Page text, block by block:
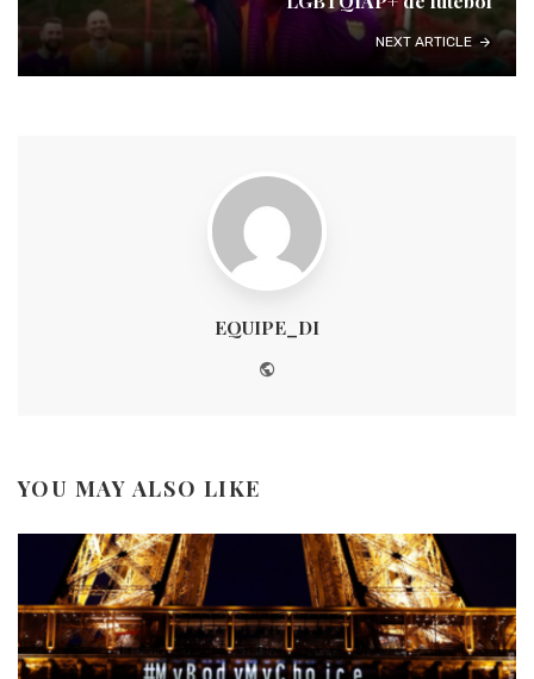
NEXT ARTICLE
EQUIPE_DI
YOU MAY ALSO LIKE